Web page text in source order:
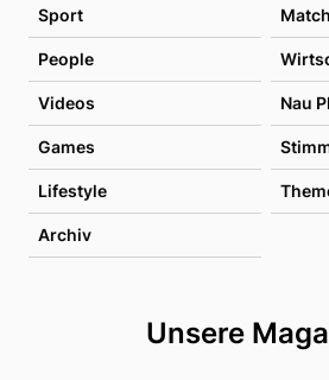
Sport
People
Videos Nau
Games
Lifestyle
Archiv
Unsere